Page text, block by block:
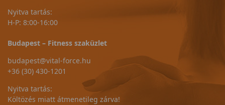
Nyitva tartás:
H-P: 8:00-16:00
Budapest – Fitness szaküzlet
budapest@vital-force.hu
+36 (30) 430-1201
Nyitva tartás:
Költözés miatt átmenetileg zárva!